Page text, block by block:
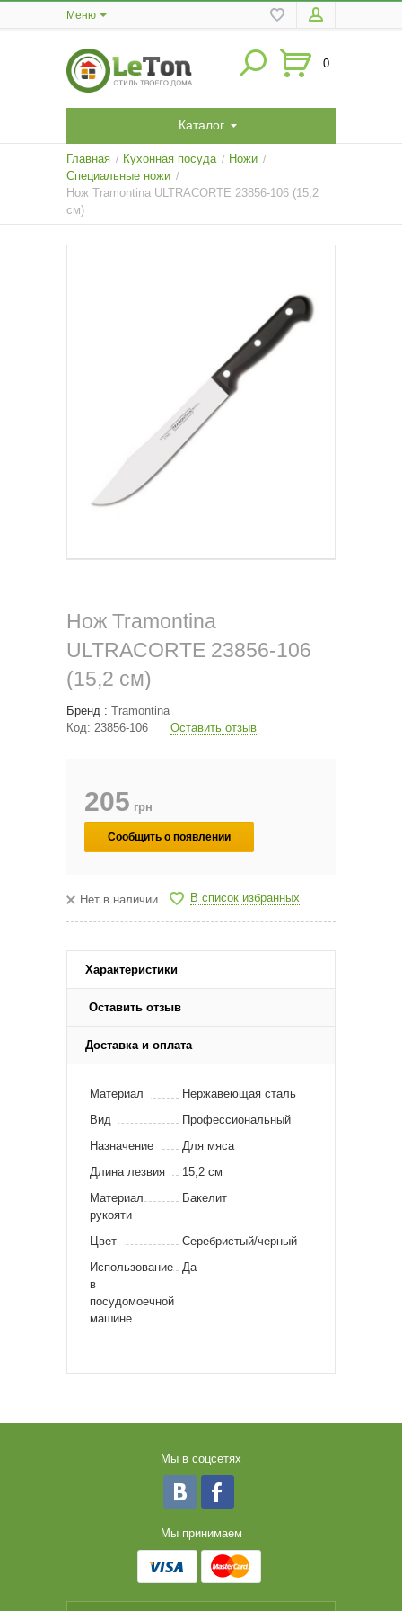
Меню
0
Каталог
Главная / Кухонная посуда / Ножи /
Специальные ножи /
Нож Tramontina ULTRACORTE 23856-106 (15,2
см)
Нож Tramontina
ULTRACORTE 23856-106
(15,2 см)
Бренд : Tramontina
Код: 23856-106 Оставить отзыв
205 грн
Сообщить о появлении
Нет в наличии В список избранных
Характеристики
Оставить отзыв
Доставка и оплата
Материал
Нержавеющая сталь
Вид
Профессиональный
Назначение
Для мяса
Длина лезвия
15,2 см
Материал
рукояти
Бакелит
Цвет
Серебристый/черный
Использование
в
посудомоечной
машине
Да
Мы в соцсетях
Мы принимаем